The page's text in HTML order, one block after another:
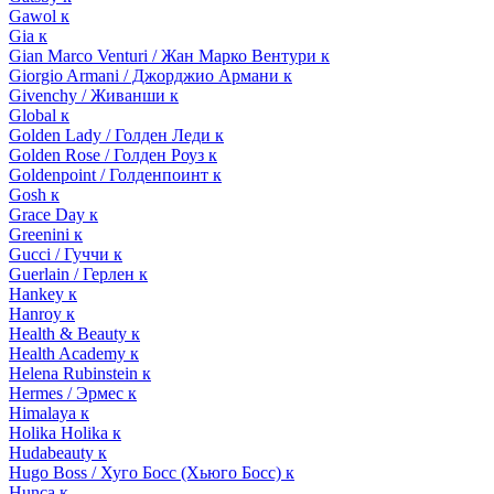
Gawol к
Gia к
Gian Marco Venturi / Жан Марко Вентури к
Giorgio Armani / Джорджио Армани к
Givenchy / Живанши к
Global к
Golden Lady / Голден Леди к
Golden Rose / Голден Роуз к
Goldenpoint / Голденпоинт к
Gosh к
Grace Day к
Greenini к
Gucci / Гуччи к
Guerlain / Герлен к
Hankey к
Hanroy к
Health & Beauty к
Health Academy к
Helena Rubinstein к
Hermes / Эрмес к
Himalaya к
Holika Holika к
Hudabeauty к
Hugo Boss / Хуго Босс (Хьюго Босс) к